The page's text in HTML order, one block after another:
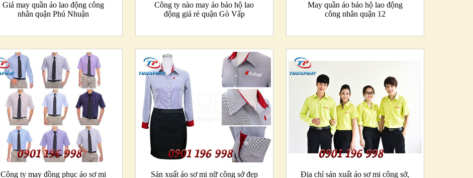
Giá may quần áo lao động công
nhân quận Phú Nhuận
Công ty nào may áo bảo hộ lao
động giá rẻ quận Gò Vấp
May quần áo bảo hộ lao động
công nhân quận 12
Công ty may đồng phục áo sơ mi
Sản xuất áo sơ mi nữ công sở đẹp
Địa chỉ sản xuất áo sơ mi công sở,